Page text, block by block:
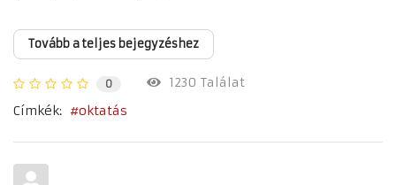
Tovább a teljes bejegyzéshez
0
1230 Találat
Címkék:
oktatás